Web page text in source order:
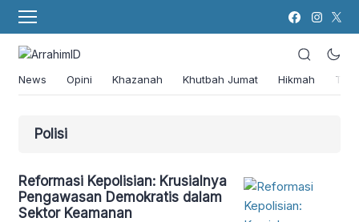
News Opini Khazanah Khutbah Jumat Hikmah
Polisi
Reformasi Kepolisian: Krusialnya
Pengawasan Demokratis dalam
Sektor Keamanan